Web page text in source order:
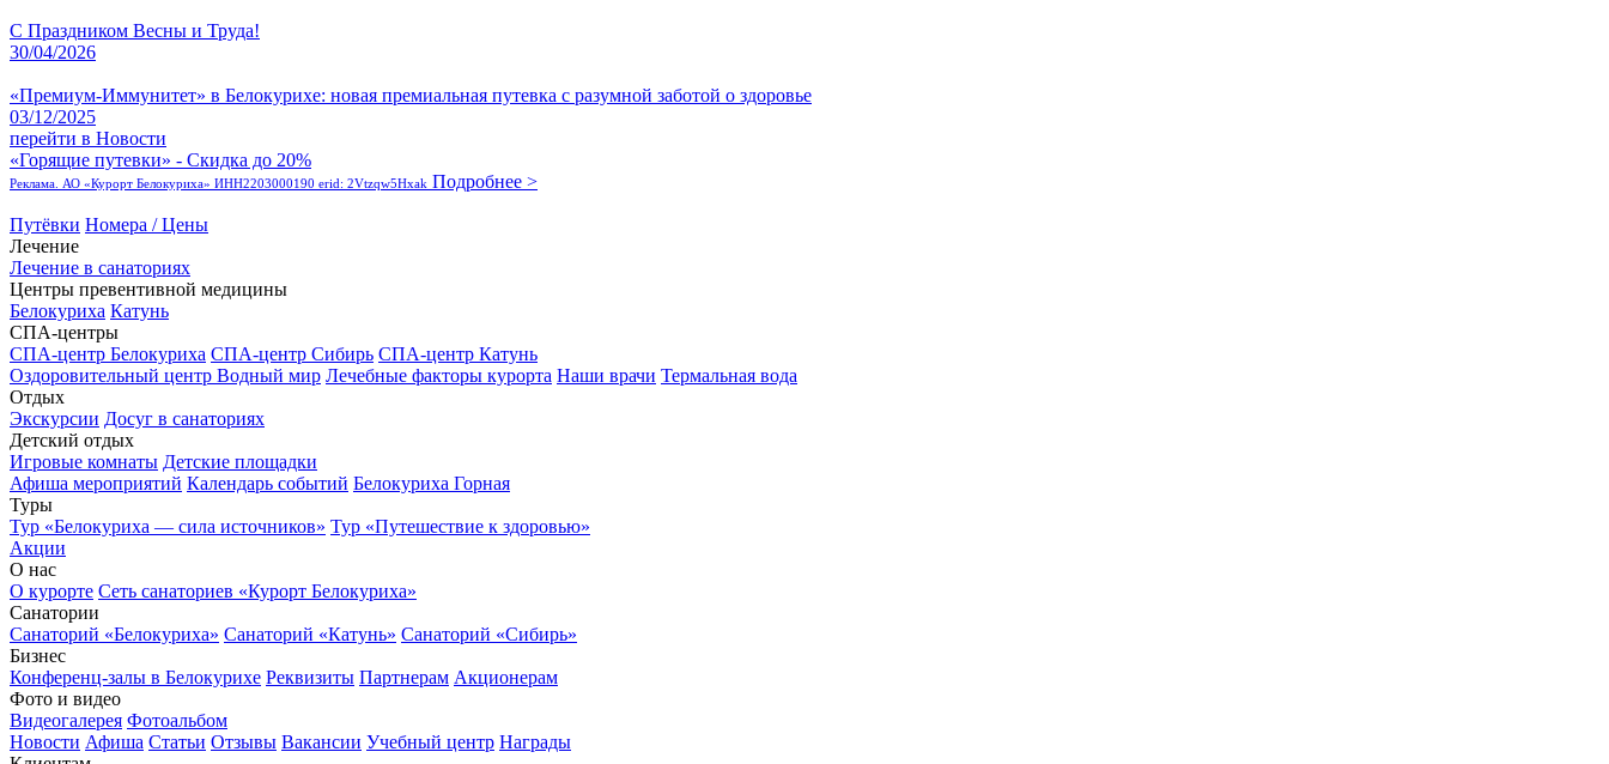
С Праздником Весны и Труда!
30/04/2026
«Премиум-Иммунитет» в Белокурихе: новая премиальная путевка с разумной заботой о здоровье
03/12/2025
перейти в Новости
«Горящие путевки» - Скидка до 20%
Реклама. АО «Курорт Белокуриха» ИНН2203000190 erid: 2Vtzqw5Hxak Подробнее >
Путёвки Номера / Цены
Лечение
Лечение в санаториях
Центры превентивной медицины
Белокуриха Катунь
СПА-центры
СПА-центр Белокуриха СПА-центр Сибирь СПА-центр Катунь
Оздоровительный центр Водный мир Лечебные факторы курорта Наши врачи Термальная вода
Отдых
Экскурсии Досуг в санаториях
Детский отдых
Игровые комнаты Детские площадки
Афиша мероприятий Календарь событий Белокуриха Горная
Туры
Тур «Белокуриха — сила источников» Тур «Путешествие к здоровью»
Акции
О нас
О курорте Сеть санаториев «Курорт Белокуриха»
Санатории
Санаторий «Белокуриха» Санаторий «Катунь» Санаторий «Сибирь»
Бизнес
Конференц-залы в Белокурихе Реквизиты Партнерам Акционерам
Фото и видео
Видеогалерея Фотоальбом
Новости Афиша Статьи Отзывы Вакансии Учебный центр Награды